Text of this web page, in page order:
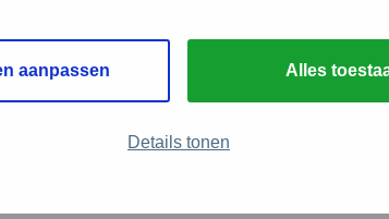
aanpassen Alles
Details tonen